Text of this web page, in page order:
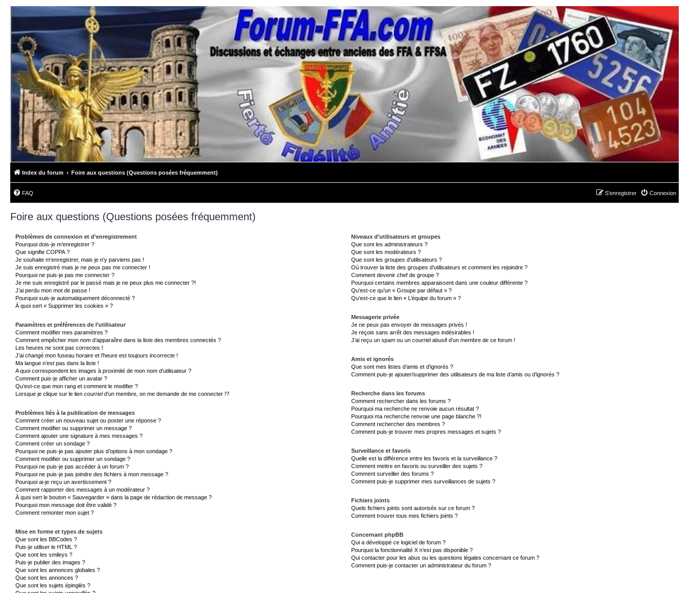
Index du forum Foire aux questions (Questions posées fréquemment)
FAQ Connexion
S’enregistrer
Foire aux questions (Questions posées fréquemment)
Problèmes de connexion et d’enregistrement
Pourquoi dois-je m’enregistrer ?
Que signifie COPPA ?
Je souhaite m’enregistrer, mais je n’y parviens pas !
Je suis enregistré mais je ne peux pas me connecter !
Pourquoi ne puis-je pas me connecter ?
Je me suis enregistré par le passé mais je ne peux plus me connecter ?!
J’ai perdu mon mot de passe !
Pourquoi suis-je automatiquement déconnecté ?
À quoi sert « Supprimer les cookies » ?
Paramètres et préférences de l’utilisateur
Comment modifier mes paramètres ?
Comment empêcher mon nom d’apparaître dans la liste des membres connectés ?
Les heures ne sont pas correctes !
J’ai changé mon fuseau horaire et l’heure est toujours incorrecte !
Ma langue n’est pas dans la liste !
A quoi correspondent les images à proximité de mon nom d’utilisateur ?
Comment puis-je afficher un avatar ?
Qu’est-ce que mon rang et comment le modifier ?
Lorsque je clique sur le lien courrield’un membre, on me demande de me connecter !?
Problèmes liés à la publication de messages
Comment créer un nouveau sujet ou poster une réponse ?
Comment modifier ou supprimer un message ?
Comment ajouter une signature à mes messages ?
Comment créer un sondage ?
Pourquoi ne puis-je pas ajouter plus d’options à mon sondage ?
Comment modifier ou supprimer un sondage ?
Pourquoi ne puis-je pas accéder à un forum ?
Pourquoi ne puis-je pas joindre des fichiers à mon message ?
Pourquoi ai-je reçu un avertissement ?
Comment rapporter des messages à un modérateur ?
À quoi sert le bouton « Sauvegarder » dans la page de rédaction de message ?
Pourquoi mon message doit être validé ?
Comment remonter mon sujet ?
Mise en forme et types de sujets
Que sont les BBCodes ?
Puis-je utiliser le HTML ?
Que sont les smileys ?
Puis-je publier des images ?
Que sont les annonces globales ?
Que sont les annonces ?
Que sont les sujets épinglés ?
Niveaux d’utilisateurs et groupes
Que sont les administrateurs ?
Que sont les modérateurs ?
Que sont les groupes d’utilisateurs ?
Où trouver la liste des groupes d’utilisateurs et comment les rejoindre ?
Comment devenir chef de groupe ?
Pourquoi certains membres apparaissent dans une couleur différente ?
Qu’est-ce qu’un « Groupe par défaut » ?
Qu’est-ce que le lien « L’équipe du forum » ?
Messagerie privée
Je ne peux pas envoyer de messages privés !
Je reçois sans arrêt des messages indésirables !
J’ai reçu un spam ou un courriel abusif d’un membre de ce forum !
Amis et ignorés
Que sont mes listes d’amis et d’ignorés ?
Comment puis-je ajouter/supprimer des utilisateurs de ma liste d’amis ou d’ignorés ?
Recherche dans les forums
Comment rechercher dans les forums ?
Pourquoi ma recherche ne renvoie aucun résultat ?
Pourquoi ma recherche renvoie une page blanche ?!
Comment rechercher des membres ?
Comment puis-je trouver mes propres messages et sujets ?
Surveillance et favoris
Quelle est la différence entre les favoris et la surveillance ?
Comment mettre en favoris ou surveiller des sujets ?
Comment surveiller des forums ?
Comment puis-je supprimer mes surveillances de sujets ?
Fichiers joints
Quels fichiers joints sont autorisés sur ce forum ?
Comment trouver tous mes fichiers joints ?
Concernant phpBB
Qui a développé ce logiciel de forum ?
Pourquoi la fonctionnalité X n’est pas disponible ?
Qui contacter pour les abus ou les questions légales concernant ce forum ?
Comment puis-je contacter un administrateur du forum ?